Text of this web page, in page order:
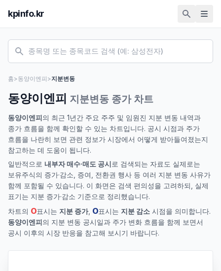
kpinfo.kr
홈>동양이엔피 >지분변동
동양이엔피 지분변동 종가 차트
동양이엔피의 최근 1년간 주요 주주 및 임원진 지분 변동 내역과
종가 흐름을 함께 확인할 수 있는 차트입니다. 공시 시점과 주가
흐름을 나란히 보면 관련 정보가 시장에서 어떻게 받아들여졌는지
참고하는 데 도움이 됩니다.
일반적으로 내부자 매수·매도 공시로 검색되는 자료도 실제로는
보유주식의 증가·감소, 증여, 전환권 행사 등 여러 지분 변동 사유가
함께 포함될 수 있습니다. 이 화면은 검색 편의성을 고려하되, 실제
표기는 지분 증가·감소 기준으로 정리했습니다.
차트의 O표시는 지분 증가, O표시는 지분 감소 시점을 의미합니다.
동양이엔피의 지분 변동 공시일과 주가 변화 흐름을 함께 보면서
공시 이후의 시장 반응을 참고해 보시기 바랍니다.